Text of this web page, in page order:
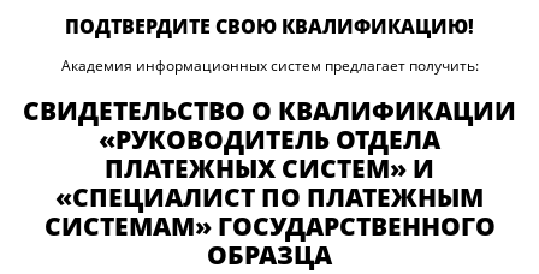
ПОДТВЕРДИТЕ СВОЮ КВАЛИФИКАЦИЮ!
Академия информационных систем предлагает получить:
СВИДЕТЕЛЬСТВО О КВАЛИФИКАЦИИ
«РУКОВОДИТЕЛЬ ОТДЕЛА
ПЛАТЕЖНЫХ СИСТЕМ» И
«СПЕЦИАЛИСТ ПО ПЛАТЕЖНЫМ
СИСТЕМАМ» ГОСУДАРСТВЕННОГО
ОБРАЗЦА